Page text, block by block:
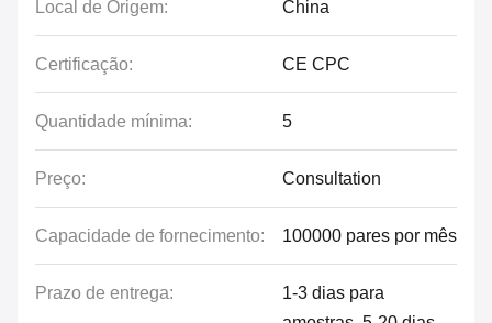
Local de Origem: China
Certificação: CE CPC
Quantidade mínima: 5
Preço: Consultation
Capacidade de fornecimento: 100000 pares por mês
Prazo de entrega:
1-3 dias para